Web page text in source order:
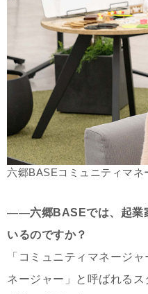
六郷BASEコミュニティマ
――六郷BASEでは、起業
いるのですか？
「コミュニティマネージ
ネージャー」と呼ばれる